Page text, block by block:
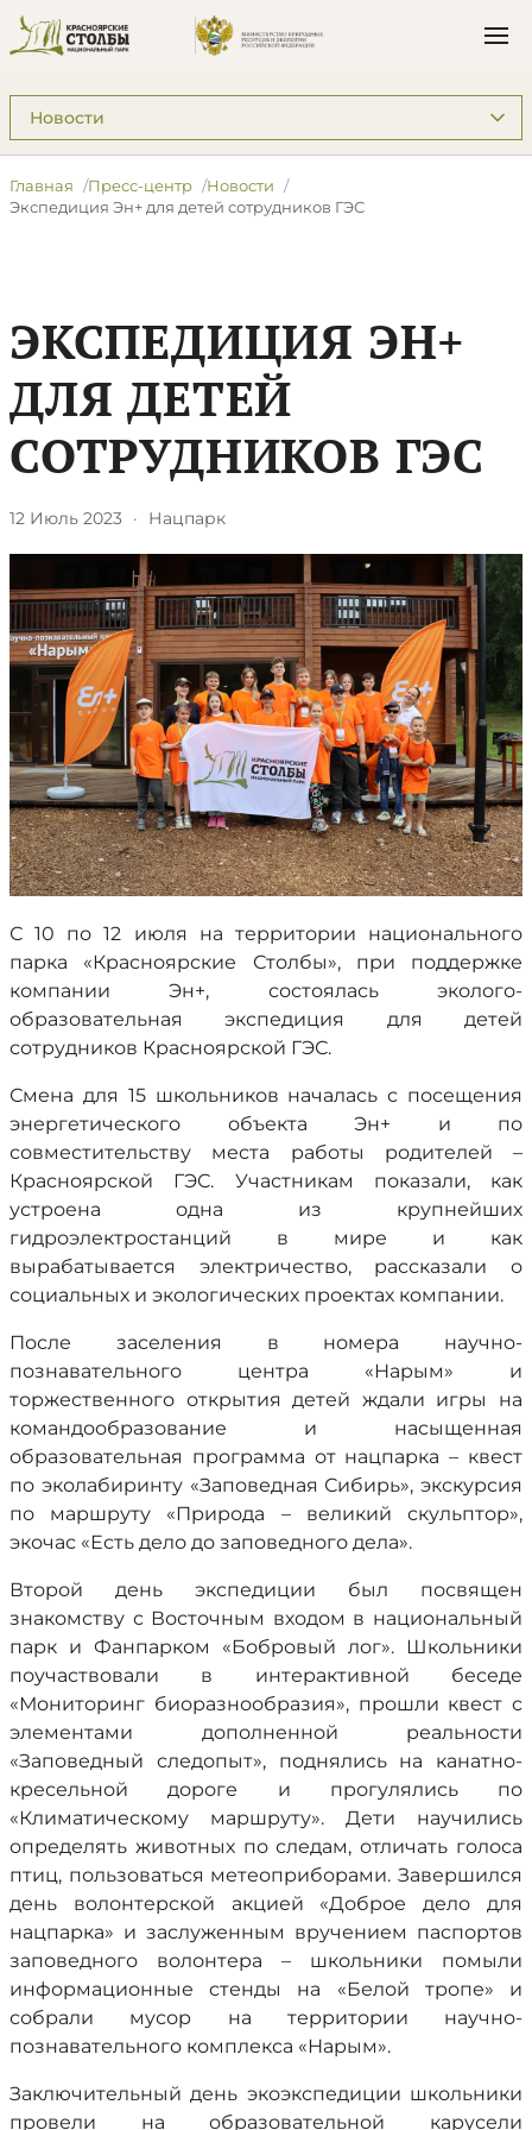
Подразделы: Пресс-центр
Главная Пресс-центр
Новости
​Экспедиция Эн+ для детей сотрудников ГЭС
​ЭКСПЕДИЦИЯ ЭН+
ДЛЯ ДЕТЕЙ
СОТРУДНИКОВ ГЭС
12 Июль 2023 · Нацпарк
С 10 по 12 июля на территории национального
парка «Красноярские Столбы», при поддержке
компании Эн+, состоялась эколого-
образовательная экспедиция для детей
сотрудников Красноярской ГЭС.
Смена для 15 школьников началась с посещения
энергетического объекта Эн+ и по
совместительству места работы родителей –
Красноярской ГЭС. Участникам показали, как
устроена одна из крупнейших
гидроэлектростанций в мире и как
вырабатывается электричество, рассказали о
социальных и экологических проектах компании.
После заселения в номера научно-
познавательного центра «Нарым» и
торжественного открытия детей ждали игры на
командообразование и насыщенная
образовательная программа от нацпарка – квест
по эколабиринту «Заповедная Сибирь», экскурсия
по маршруту «Природа – великий скульптор»,
экочас «Есть дело до заповедного дела».
Второй день экспедиции был посвящен
знакомству с Восточным входом в национальный
парк и Фанпарком «Бобровый лог». Школьники
поучаствовали в интерактивной беседе
«Мониторинг биоразнообразия», прошли квест с
элементами дополненной реальности
«Заповедный следопыт», поднялись на канатно-
кресельной дороге и прогулялись по
«Климатическому маршруту». Дети научились
определять животных по следам, отличать голоса
птиц, пользоваться метеоприборами. Завершился
день волонтерской акцией «Доброе дело для
нацпарка» и заслуженным вручением паспортов
заповедного волонтера – школьники помыли
информационные стенды на «Белой тропе» и
собрали мусор на территории научно-
познавательного комплекса «Нарым».
Заключительный день экоэкспедиции школьники
провели на образовательной карусели